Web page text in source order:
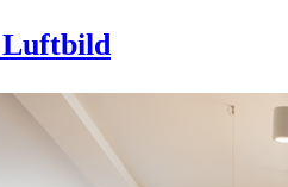
Luftbild